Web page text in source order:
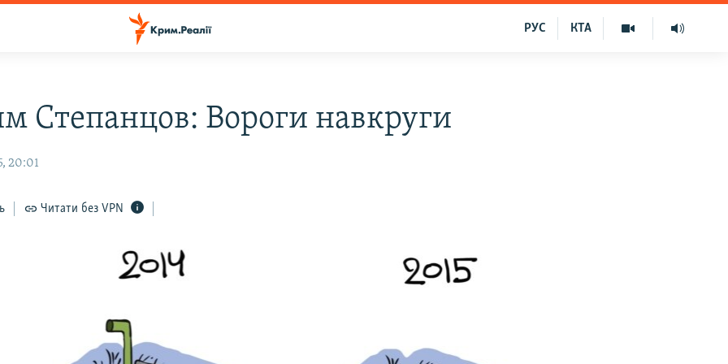
КТА
РУС
Степанцов: Вороги навкруги
20:01
Читати без VPN